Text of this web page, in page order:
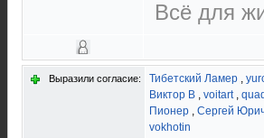
Всё для
Выразили согласие: Тибетский Ламер ,
Виктор В , voitart,
Пионер , Сергей
vokhotin